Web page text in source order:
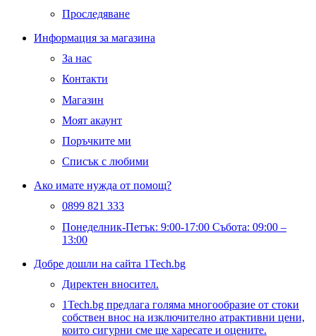
Проследяване
Информация за магазина
За нас
Контакти
Магазин
Моят акаунт
Поръчките ми
Списък с любими
Ако имате нужда от помощ?
0899 821 333
Понеделник-Петък: 9:00-17:00 Събота: 09:00 –
13:00
Добре дошли на сайта 1Tech.bg
Директен вносител.
1Tech.bg предлага голяма многообразие от стоки
собствен внос на изключително атрактивни цени,
които сигурни сме ще харесате и оцените.